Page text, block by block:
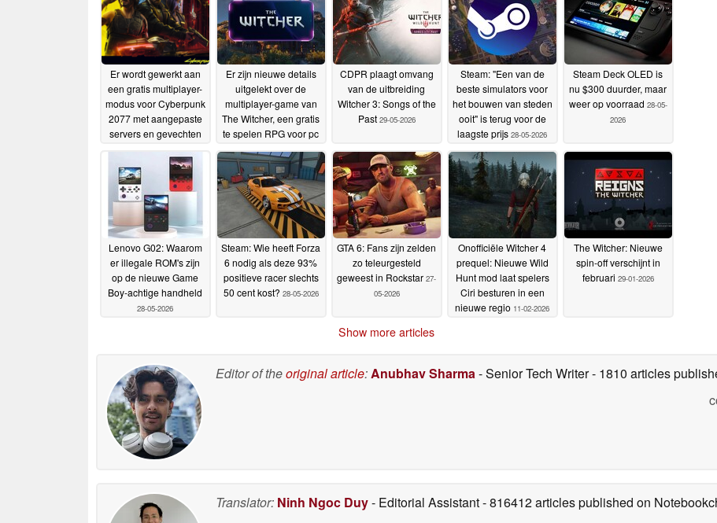
Er wordt gewerkt aan
een gratis multiplayer-
modus voor Cyberpunk
2077 met aangepaste
servers en gevechten
20-06-
Er zijn nieuwe details
uitgelekt over de
multiplayer-game van
The Witcher, een gratis
te spelen RPG voor pc
15-06-2026
CDPR plaagt omvang
van de uitbreiding
Witcher 3: Songs of the
Past 29-05-2026
Steam: "Een van de
beste simulators voor
het bouwen van steden
ooit" is terug voor de
laagste prijs 28-05-2026
Steam Deck OLED is
nu $300 duurder, maar
weer op voorraad 28-05-
2026
Lenovo G02: Waarom
er illegale ROM's zijn
op de nieuwe Game
Boy-achtige handheld
28-05-2026
Steam: Wie heeft Forza
6 nodig als deze 93%
positieve racer slechts
50 cent kost? 28-05-2026
GTA 6: Fans zijn zelden
zo teleurgesteld
geweest in Rockstar 27-
05-2026
Onofficiële Witcher 4
prequel: Nieuwe Wild
Hunt mod laat spelers
Ciri besturen in een
nieuwe regio 11-02-2026
The Witcher: Nieuwe
spin-off verschijnt in
februari 29-01-2026
Show more articles
Editor of theoriginal article:Anubhav Sharma- Senior Tech Writer- 1810 articles
Translator: Ninh Ngoc Duy- Editorial Assistant- 816412 articles published on